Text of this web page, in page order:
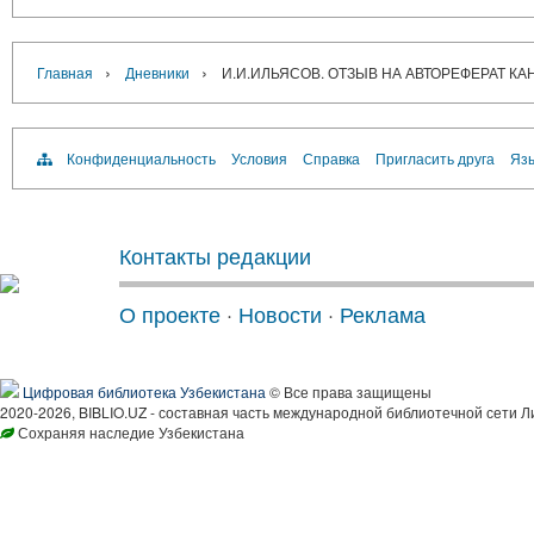
Главная › Дневники › И.И.ИЛЬЯСОВ. ОТЗЫВ НА АВТОРЕФЕРАТ
Конфиденциальность Условия Справка Пригласить друга
Контакты редакции
О проекте · Новости · Реклама
Цифровая библиотека Узбекистана © Все права защищены
2020-2026, BIBLIO.UZ - составная часть международной библиотечной сети
Сохраняя наследие Узбекистана